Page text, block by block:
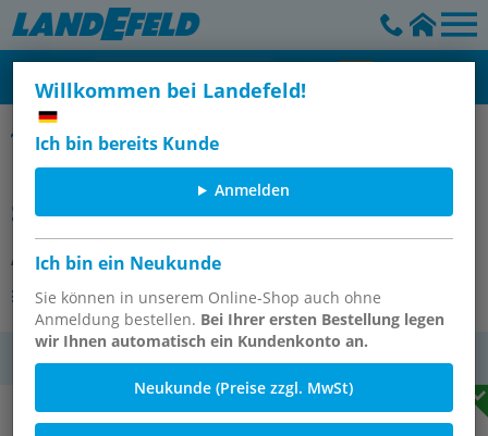
Willkommen bei Landefeld!
Ich bin bereits Kunde
Anmelden
Ich bin ein Neukunde
Sie können in unserem Online-Shop auch ohne
Anmeldung bestellen. Bei Ihrer ersten Bestellung legen
wir Ihnen automatisch ein Kundenkonto an.
Neukunde (Preise zzgl. MwSt)
Schnellkupplungsstecker mit Schlauchtülle, Typ E
Kamlock-Stecker (E) 32 (1-1/4")mm
Schlauch, Polypropylen
Artikelnummer: KLSS 32 PP B *
Andere Varianten des Artikels
MwSt.